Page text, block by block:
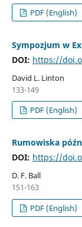
PDF (English)
Sympozjum w
DOI: https://
David L. Linton
133-149
PDF (English)
Rumowiska
DOI: https://
D. F. Ball
151-163
PDF (English)